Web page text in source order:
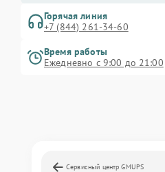
Горячая линия
+7 (844) 261-34-60
Время работы
Ежедневно с 9:00 до 21:00
Сервисный центр GMUPS